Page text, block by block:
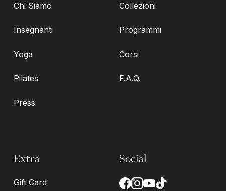
Chi Siamo
Insegnanti
Yoga
Pilates
Press
Collezioni
Programmi
Corsi
F.A.Q.
Extra
Gift Card
Social